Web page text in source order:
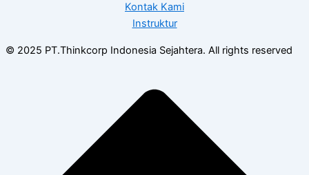
Kontak Kami
Instruktur
© 2025 PT.Thinkcorp Indonesia Sejahtera. All rights reserved